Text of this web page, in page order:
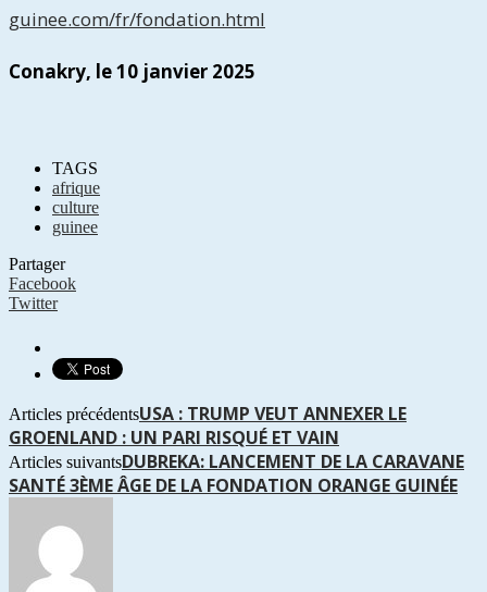
guinee.com/fr/fondation.html
Conakry, le 10 janvier 2025
TAGS
afrique
culture
guinee
Partager
Facebook
Twitter
Articles précédentsUSA : TRUMP VEUT ANNEXER LE
GROENLAND : UN PARI RISQUÉ ET VAIN
Articles suivantsDUBREKA: LANCEMENT DE LA CARAVANE
SANTÉ 3ÈME ÂGE DE LA FONDATION ORANGE GUINÉE